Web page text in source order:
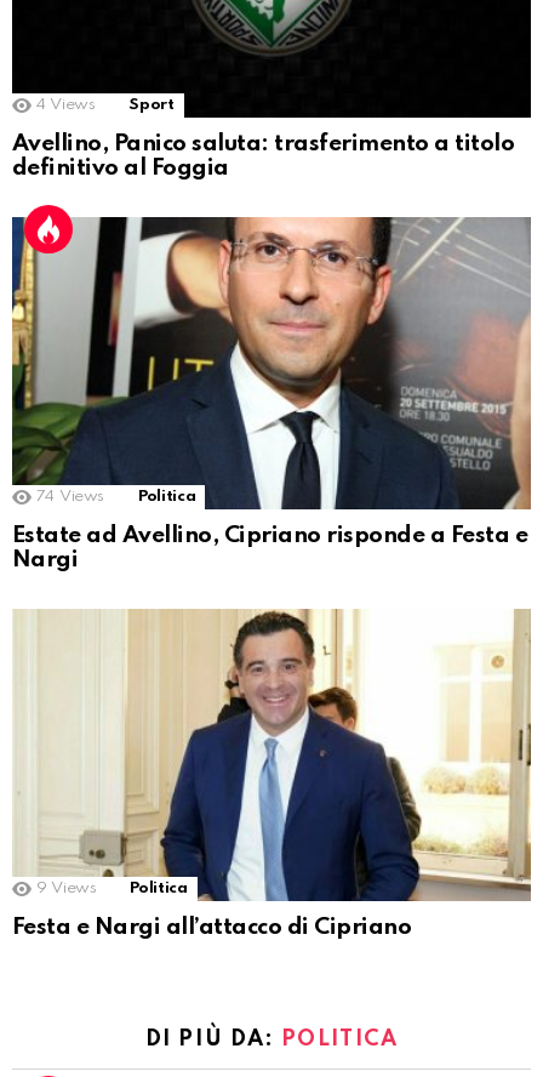
4 Views Sport
Avellino, Panico saluta: trasferimento a titolo
definitivo al Foggia
74 Views Politica
Estate ad Avellino, Cipriano risponde a Festa e
Nargi
9 Views Politica
Festa e Nargi all’attacco di Cipriano
DI PIÙ DA: POLITICA